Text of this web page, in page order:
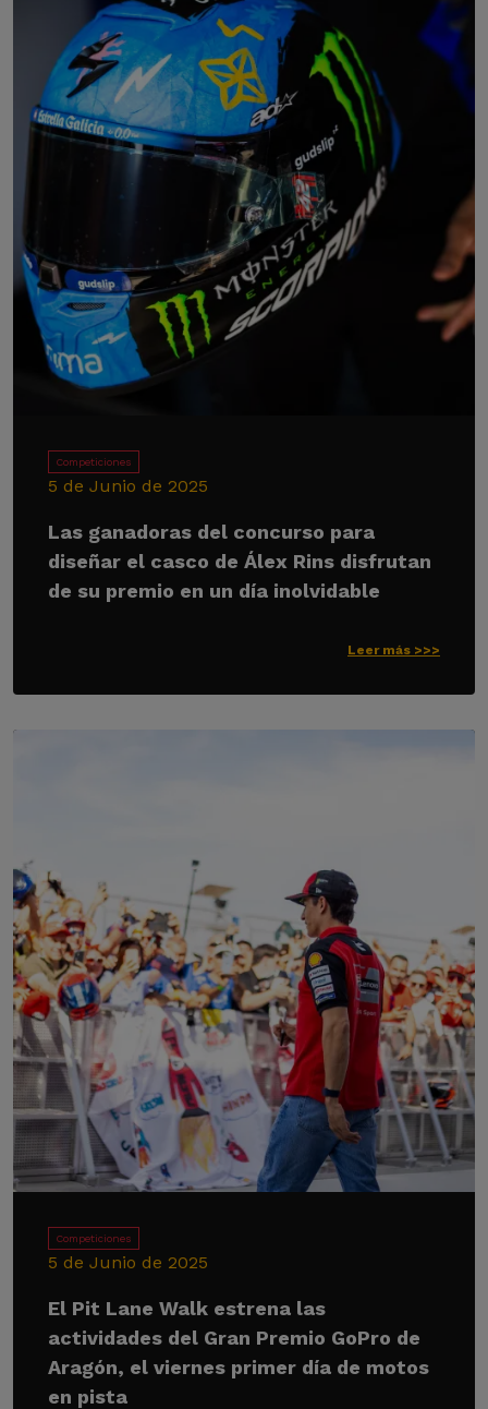
Competiciones
5 de Junio de 2025
Las ganadoras del concurso para
diseñar el casco de Álex Rins disfrutan
de su premio en un día inolvidable
Leer más >>>
Competiciones
5 de Junio de 2025
El Pit Lane Walk estrena las
actividades del Gran Premio GoPro de
Aragón, el viernes primer día de motos
en pista